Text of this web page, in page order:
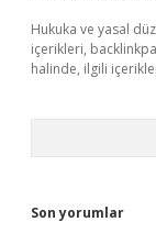
Hukuka ve yasal
içerikleri,
halinde, ilgili
Son yorumlar